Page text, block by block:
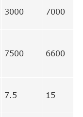
3000 7000
7500 6600
7.5 15